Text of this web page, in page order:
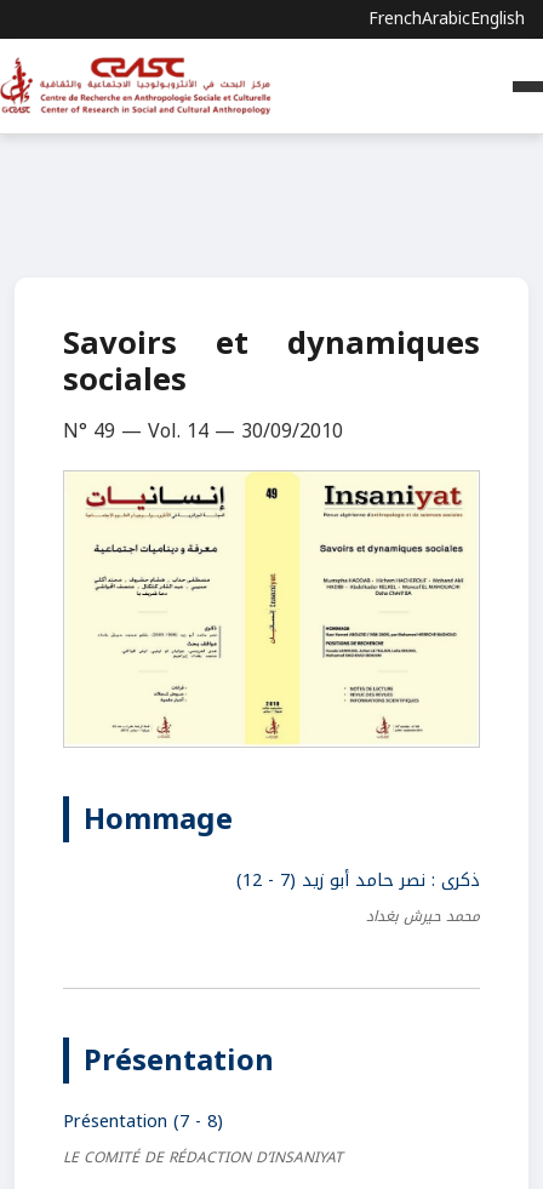
FrenchArabicEnglish
Savoirs et dynamiques
sociales
N° 49 — Vol. 14 — 30/09/2010
Hommage
ذكرى : نصر حامد أبو زيد (7 - 12)
محمد حيرش بغداد
Présentation
Présentation (7 - 8)
LE COMITÉ DE RÉDACTION D’INSANIYAT